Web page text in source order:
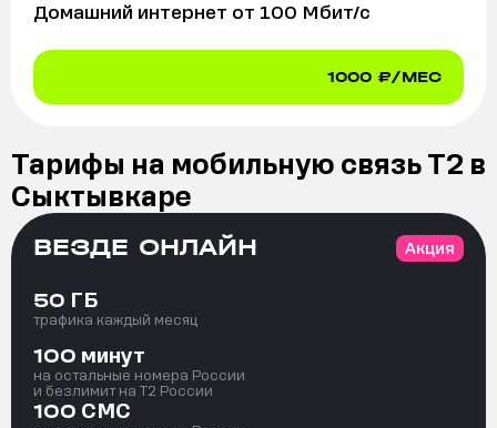
Домашний интернет от 100 Мбит/с
1000 ₽/МЕС
Тарифы на мобильную связь Т2 в
Сыктывкаре
ВЕЗДЕ ОНЛАЙН Акция
50 ГБ
трафика каждый месяц
100 минут
на остальные номера России
и безлимит на T2 России
100 СМС